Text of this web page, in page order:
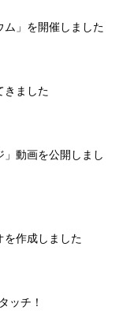
ム」を開催しました
きました
動画を公開しまし
を作成しました
ッチ！